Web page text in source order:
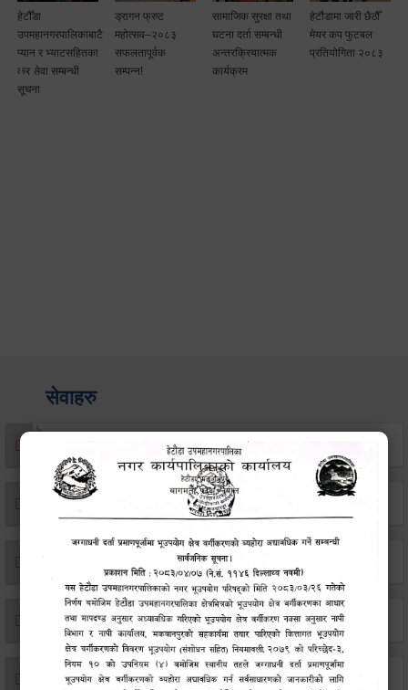
हेटौँडा
उपमहानगरपालिकाबाटै
प्यान र भ्याटसहितका
कर सेवा सम्बन्धी
सूचना
ड्रागन फ्रुट
महोत्सव–२०८३
सफलतापूर्वक
सम्पन्न!
सामाजिक सुरक्षा तथा
घटना दर्ता सम्बन्धी
अन्तरक्रियात्मक
कार्यक्रम
हेटौंडामा जारी छैठौँ
मेयर कप फुटबल
प्रतियोगिता २०८३
सेवाहरु
संस्था दर्ता सिफारिस
एकिकृत सम्पत्ति कर/घर जग्गा कर
सम्बन्ध विच्छेद दर्ता
बसाइ-सराई जाने/आउने दर्ता